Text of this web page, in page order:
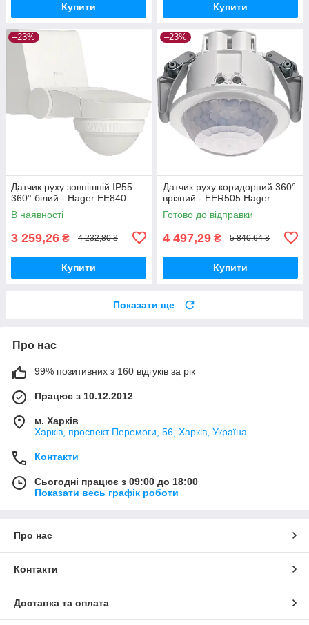
Купити Купити
–23%
Датчик руху зовнішній IP55
360° білий - Hager EE840
В наявності
3 259,26 ₴ 4 232,80 ₴
Купити
–23%
Датчик руху коридорний 360°
врізний - EER505 Hager
Готово до відправки
4 497,29 ₴ 5 840,64 ₴
Купити
Показати ще
Про нас
99% позитивних з 160 відгуків за рік
Працює з 10.12.2012
м. Харків
Харків, проспект Перемоги, 56, Харків, Україна
Контакти
Сьогодні працює з 09:00 до 18:00
Показати весь графік роботи
Про нас
Контакти
Доставка та оплата